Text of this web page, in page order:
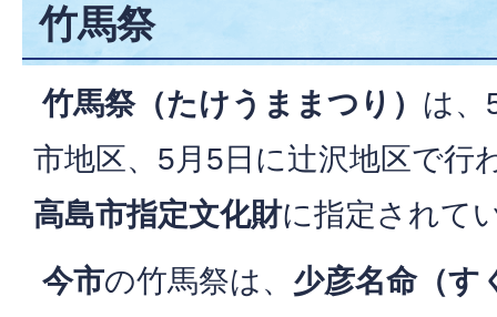
竹馬祭
竹馬祭（たけうままつり） は、
市地区、5月5日に辻沢地区で行
高島市指定文化財に指定されて
今市の竹馬祭は、 少彦名命（す